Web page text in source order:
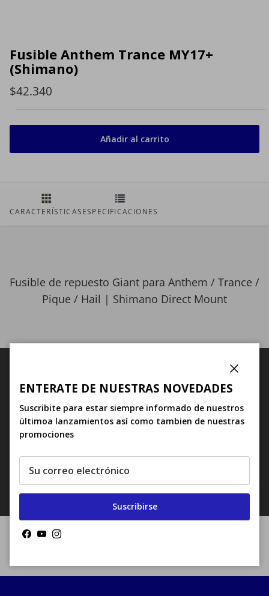
Fusible Anthem Trance MY17+
(Shimano)
$42.340
Añadir al carrito
CARACTERÍSTICASESPECIFICACIONES
Fusible de repuesto Giant para Anthem / Trance /
Pique / Hail | Shimano Direct Mount
CARACTERÍSTICAS
Uso: Mtb
Color: Negro
ENTERATE DE NUESTRAS NOVEDADES
Suscribite para estar siempre informado de nuestros
últimoa lanzamientos así como tambien de nuestras
promociones
Suscribirse
Facebook
YouTubeInstagram